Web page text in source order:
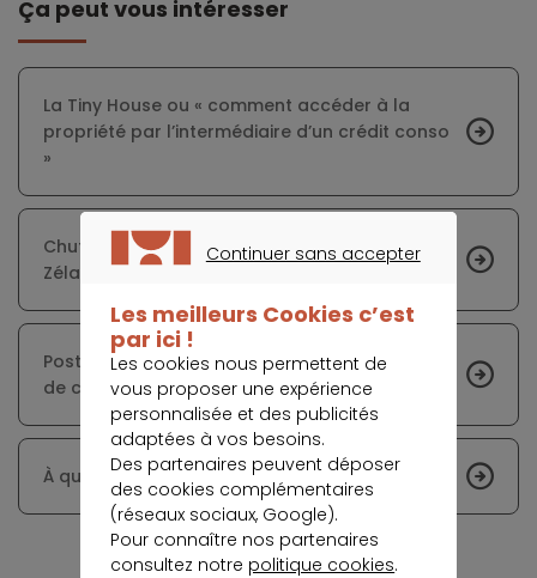
Ça peut vous intéresser
La Tiny House ou « comment accéder à la
propriété par l’intermédiaire d’un crédit conso
»
Chute de la demande de crédits en Nouvelle-
Zélande pendant le confinement
Post confinement : les conditions d’obtention
de crédit à la consommation se sont durcies
À quoi ressemblera la voiture d’ici dix ans ?
Continuer sans accepter
Les meilleurs Cookies c’est
par ici !
Les cookies nous permettent de
vous proposer une expérience
personnalisée et des publicités
adaptées à vos besoins.
Des partenaires peuvent déposer
des cookies complémentaires
(réseaux sociaux, Google).
Pour connaître nos partenaires
consultez notre politique cookies.